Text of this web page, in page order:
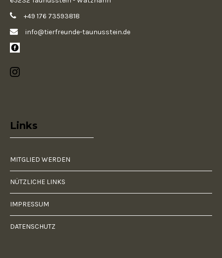
+49 176 73593818
info@tierfreunde-taunusstein.de
Links
MITGLIED WERDEN
NÜTZLICHE LINKS
IMPRESSUM
DATENSCHUTZ